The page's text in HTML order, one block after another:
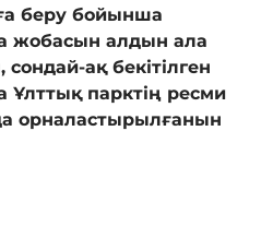
беру бойынша
жобасын алдын ала
ақ бекітілген
Ұлттық парктің ресми
орналастырылғанын